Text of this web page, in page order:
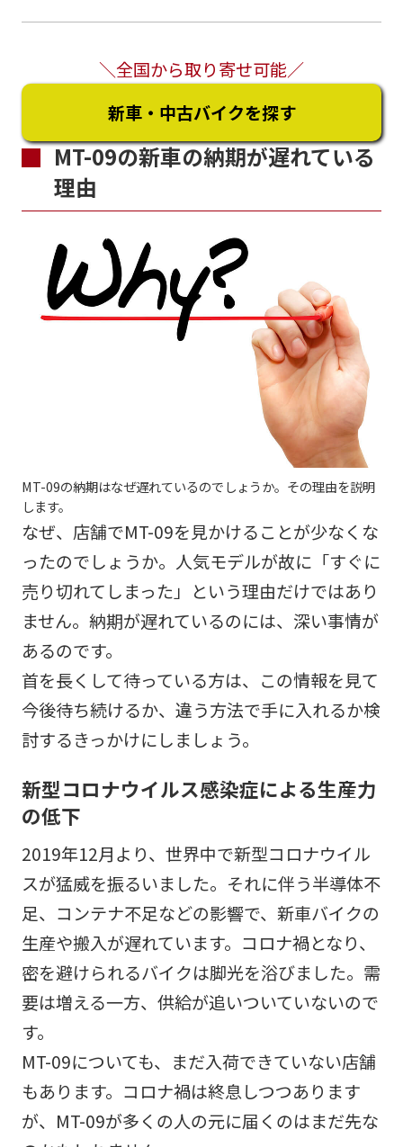
＼全国から取り寄せ可能／
新車・中古バイクを探す
MT-09の新車の納期が遅れている
理由
MT-09の納期はなぜ遅れているのでしょうか。その理由を説明
します。
なぜ、店舗でMT-09を見かけることが少なくな
ったのでしょうか。人気モデルが故に「すぐに
売り切れてしまった」という理由だけではあり
ません。納期が遅れているのには、深い事情が
あるのです。
首を長くして待っている方は、この情報を見て
今後待ち続けるか、違う方法で手に入れるか検
討するきっかけにしましょう。
新型コロナウイルス感染症による生産力
の低下
2019年12月より、世界中で新型コロナウイル
スが猛威を振るいました。それに伴う半導体不
足、コンテナ不足など​​の影響で、新車バイクの
生産や搬入が遅れています。コロナ禍となり、
密を避けられるバイクは脚光を浴びました。需
要は増える一方、供給が追いついていないので
す。
MT-09についても、まだ入荷できていない店舗
もあります。コロナ禍は終息しつつあります
が、MT-09が多くの人の元に届くのはまだ先な